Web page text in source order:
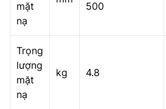
mặt
nạ
500
Trọng
lượng
mặt
nạ
kg 4.8